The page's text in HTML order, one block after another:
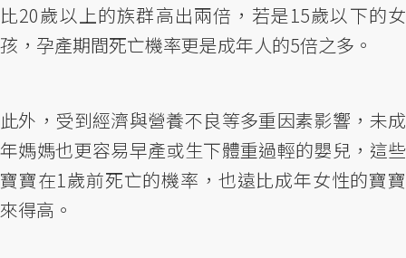
比20歲以上的族群高出兩倍，若是15歲以下的女
孩，孕產期間死亡機率更是成年人的5倍之多。
此外，受到經濟與營養不良等多重因素影響，未成
年媽媽也更容易早產或生下體重過輕的嬰兒，這些
寶寶在1歲前死亡的機率，也遠比成年女性的寶寶
來得高。